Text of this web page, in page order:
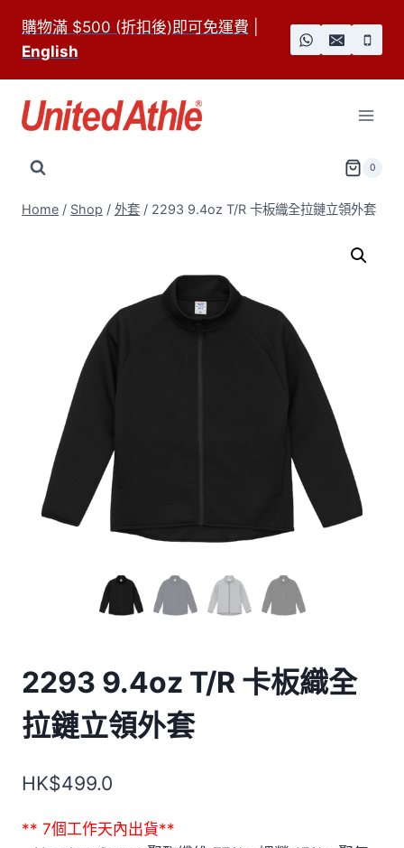
content
購物滿 $500 (折扣後)即可免運費
English
0
Home / Shop / 外套 / 2293 9.4oz T/R 卡板織全拉鏈立領外套
2293 9.4oz T/R 卡板織全
拉鏈立領外套
HK$499.0
** 7個工作天內出貨**